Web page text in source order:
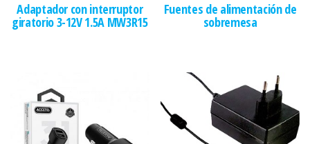
Adaptador con interruptor
giratorio 3-12V 1.5A MW3R15
Fuentes de alimentación de
sobremesa